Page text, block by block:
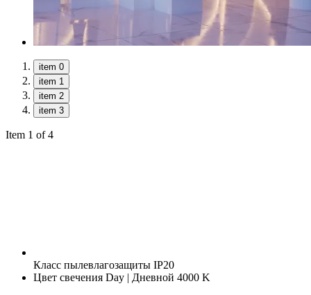
item 0
item 1
item 2
item 3
Item 1 of 4
Класс пылевлагозащиты IP20
Цвет свечения Day | Дневной 4000 K